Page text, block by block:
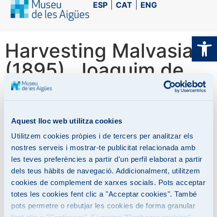
Aquest lloc web utilitza cookies
Utilitzem cookies pròpies i de tercers per analitzar els
nostres serveis i mostrar-te publicitat relacionada amb
les teves preferències a partir d'un perfil elaborat a partir
dels teus hàbits de navegació. Addicionalment, utilitzem
cookies de complement de xarxes socials. Pots acceptar
totes les cookies fent clic a "Acceptar cookies". També
pots permetre o rebutjar les cookies de forma granular
ESP CAT ENG
Harvesting Malvasia
(1895), Joaquim de
Miró
It is one of the eleven canvases painted in 1895 to
decorate the walls of the old Cau Ferrat Brewery,
located on Passeig de la Ribera in Sitges. Its author, the